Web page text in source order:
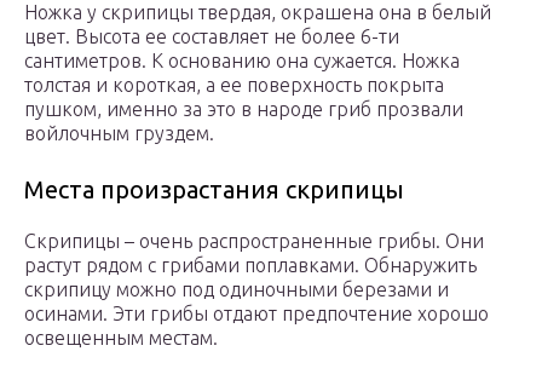
Ножка у скрипицы твердая, окрашена она в белый
цвет. Высота ее составляет не более 6-ти
сантиметров. К основанию она сужается. Ножка
толстая и короткая, а ее поверхность покрыта
пушком, именно за это в народе гриб прозвали
войлочным груздем.
Места произрастания скрипицы
Скрипицы – очень распространенные грибы. Они
растут рядом с грибами поплавками. Обнаружить
скрипицу можно под одиночными березами и
осинами. Эти грибы отдают предпочтение хорошо
освещенным местам.